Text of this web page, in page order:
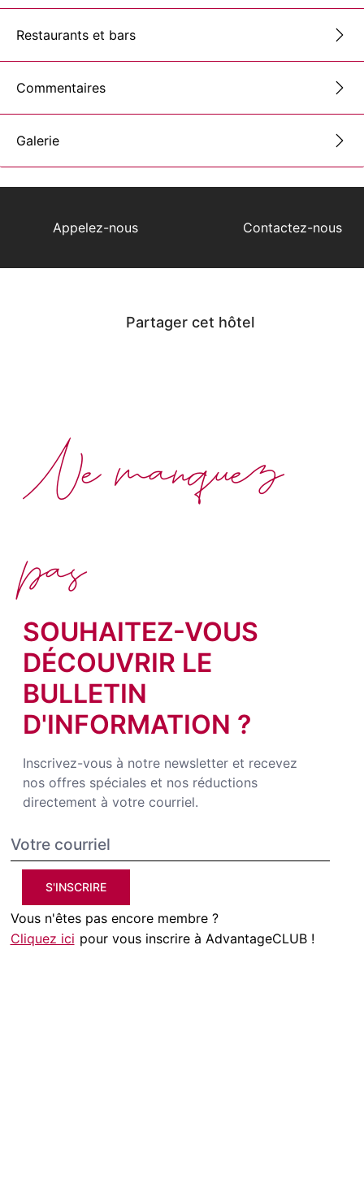
Restaurants et bars
Commentaires
Galerie
Appelez-nous Contactez-nous
Partager cet hôtel
SOUHAITEZ-VOUS
DÉCOUVRIR LE
BULLETIN
D'INFORMATION ?
Inscrivez-vous à notre newsletter et recevez
nos offres spéciales et nos réductions
directement à votre courriel.
S'INSCRIRE
Vous n'êtes pas encore membre ?
Cliquez ici pour vous inscrire à AdvantageCLUB !
Ne manquez
pas